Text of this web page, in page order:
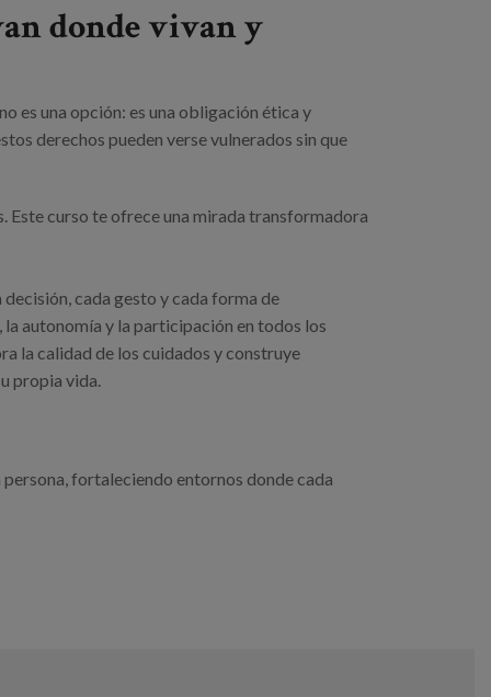
donde vivan y
es una opción: es una obligación ética y
derechos pueden verse vulnerados sin que
Este curso te ofrece una mirada transformadora
cada gesto y cada forma de
autonomía y la participación en todos los
la calidad de los cuidados y construye
propia vida.
fortaleciendo entornos donde cada